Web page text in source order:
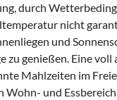
durch
nicht
und
zu genießen. Eine
Mahlzeiten im
Wohn- und